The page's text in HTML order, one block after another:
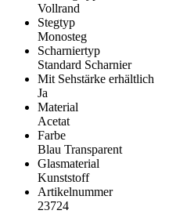
Vollrand
Stegtyp
Monosteg
Scharniertyp
Standard Scharnier
Mit Sehstärke erhältlich
Ja
Material
Acetat
Farbe
Blau Transparent
Glasmaterial
Kunststoff
Artikelnummer
23724